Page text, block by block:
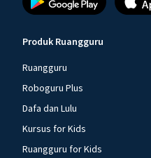
Produk Ruangguru
Ruangguru
Roboguru Plus
Dafa dan Lulu
Kursus for Kids
Ruangguru for Kids